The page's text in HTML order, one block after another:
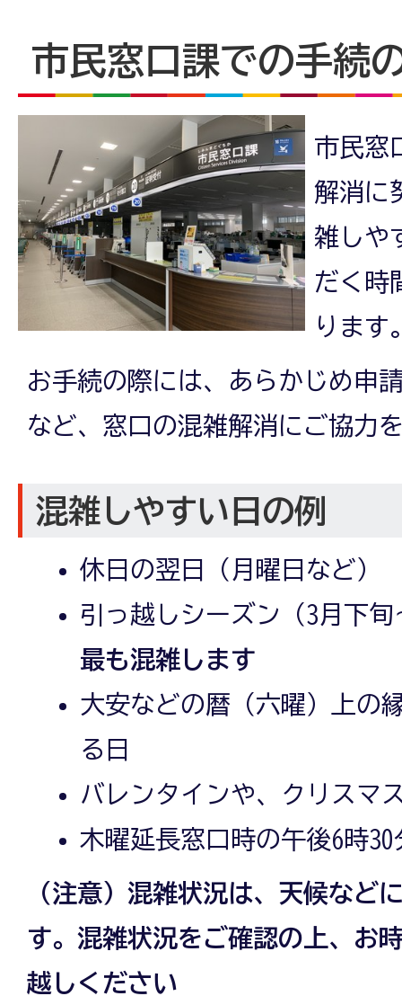
市民窓口課での手続
市民窓
解消に
雑しや
だく時
ります
お手続の際には、あらかじめ申
など、窓口の混雑解消にご協力
混雑しやすい日の例
休日の翌日（月曜日など）
引っ越しシーズン（3月下旬
最も混雑します
大安などの暦（六曜）上の
る日
バレンタインや、クリスマ
木曜延長窓口時の午後6時30
（注意） 混雑状況は、天候など
す。混雑状況をご確認の上、お
越しください